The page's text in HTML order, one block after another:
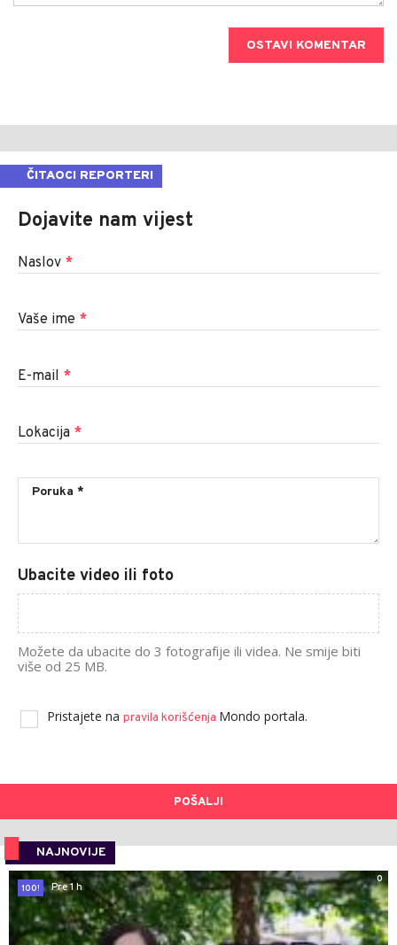
OSTAVI KOMENTAR
ČITAOCI REPORTERI
Dojavite nam vijest
Naslov *
Vaše ime *
E-mail *
Lokacija *
Ubacite video ili foto
Možete da ubacite do 3 fotografije ili videa. Ne smije biti
više od 25 MB.
Pristajete na pravila korišćenja Mondo portala.
POŠALJI
NAJNOVIJE
0
100!
Pre 1 h